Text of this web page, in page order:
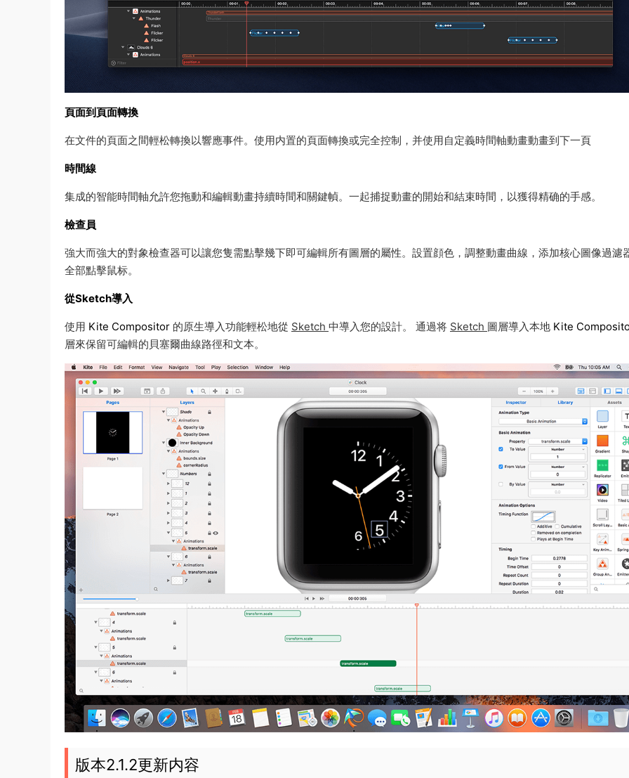
頁面到頁面轉換
在文件的頁面之間輕松轉換以響應事件。使用内置的頁面轉換或完全控制，并使用自定義時間軸動畫動畫到下一頁
時間線
集成的智能時間軸允許您拖動和編輯動畫持續時間和關鍵幀。一起捕捉動畫的開始和結束時間，以獲得精确的手感。
檢查員
強大而強大的對象檢查器可以讓您隻需點擊幾下即可編輯所有圖層的屬性。設置顔色，調整動畫曲線，添加核心圖像過濾
全部點擊鼠标。
從Sketch導入
使用 Kite Compositor 的原生導入功能輕松地從 Sketch 中導入您的設計。 通過将 Sketch 圖層導入本地 Kite
層來保留可編輯的貝塞爾曲線路徑和文本。
版本2.1.2更新内容